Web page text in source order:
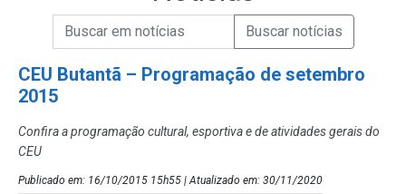
Campo de Busca de Notícias
Campo de Busca de informaçõesEnviar a Busca de Notícias
CEU Butantã – Programação de setembro
2015
Confira a programação cultural, esportiva e de atividades gerais do
CEU
Publicado em: 16/10/2015 15h55 | Atualizado em: 30/11/2020